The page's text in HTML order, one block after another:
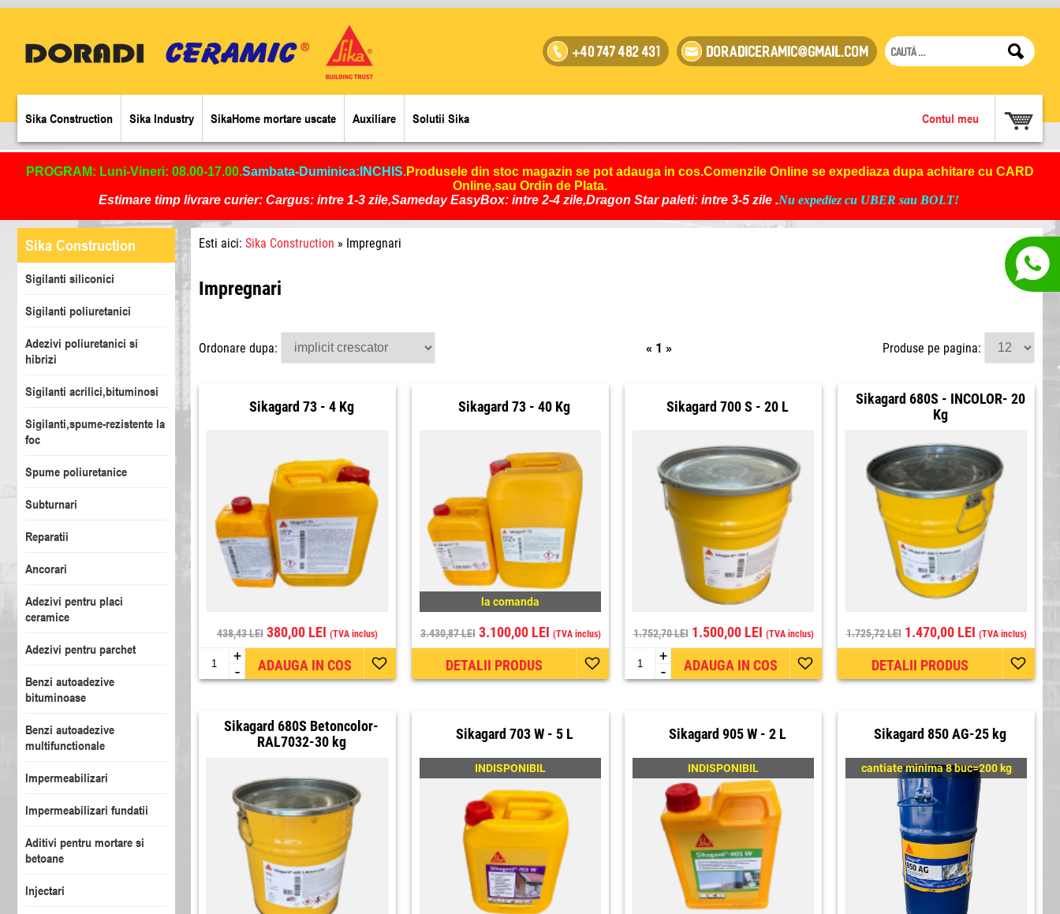
+40 747 482 431 doradiceramic@gmail.com
Sika Construction Sika Industry SikaHome mortare uscate Auxiliare Solutii Sika Contul meu
PROGRAM: Luni-Vineri: 08.00-17.00.Sambata-Duminica:INCHIS.Produsele din stoc magazin se pot adauga in cos.Comenzile Online se expediaza dupa achitare cu CARD
Online,sau Ordin de Plata.
Estimare timp livrare curier: Cargus: intre 1-3 zile,Sameday EasyBox: intre 2-4 zile,Dragon Star paleti: intre 3-5 zile .Nu expediez cu UBER sau BOLT!
Sika Construction
Sigilanti siliconici
Sigilanti poliuretanici
Adezivi poliuretanici si
hibrizi
Sigilanti acrilici,bituminosi
Sigilanti,spume-rezistente la
foc
Spume poliuretanice
Subturnari
Reparatii
Ancorari
Adezivi pentru placi
ceramice
Adezivi pentru parchet
Benzi autoadezive
bituminoase
Benzi autoadezive
multifunctionale
Impermeabilizari
Impermeabilizari fundatii
Aditivi pentru mortare si
betoane
Injectari
Esti aici: Sika Construction » Impregnari
Impregnari
Ordonare dupa: « 1 » Produse pe pagina:
Sikagard 73 - 4 Kg
438,43 LEI 380,00 LEI (TVA inclus)
+
- ADAUGA IN COS
Sikagard 73 - 40 Kg
la comanda
3.430,87 LEI3.100,00 LEI (TVA inclus)
DETALII PRODUS
Sikagard 700 S - 20 L
1.752,70 LEI1.500,00 LEI (TVA inclus)
+
- ADAUGA IN COS
Sikagard 680S - INCOLOR- 20
Kg
1.725,72 LEI1.470,00 LEI (TVA inclus)
DETALII PRODUS
Sikagard 680S Betoncolor-
RAL7032-30 kg
Sikagard 703 W - 5 L
INDISPONIBIL
Sikagard 905 W - 2 L
INDISPONIBIL
Sikagard 850 AG-25 kg
cantiate minima 8 buc=200 kg